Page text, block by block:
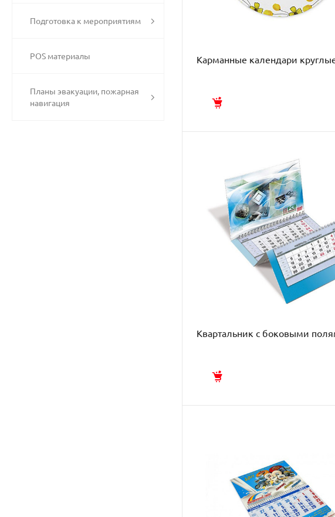
Подготовка к мероприятиям
POS материалы
Планы эвакуации, пожарная
навигация
Карманные календари
Квартальник с боковыми